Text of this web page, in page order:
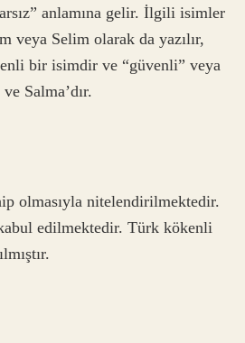
anlamına gelir. İlgili isimler
veya Selim olarak da yazılır,
Salma’dır.
olmasıyla nitelendirilmektedir.
edilmektedir. Türk kökenli